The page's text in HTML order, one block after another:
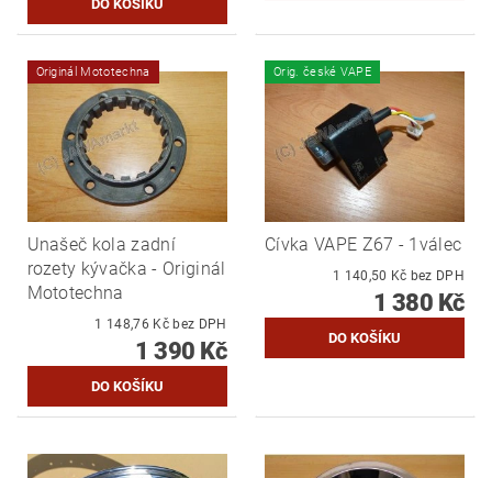
Originál Mototechna
Unašeč kola zadní
rozety kývačka - Originál
Mototechna
1 148,76 Kč bez DPH
1 390 Kč
Orig. české VAPE
Cívka VAPE Z67 - 1válec
1 140,50 Kč bez DPH
1 380 Kč